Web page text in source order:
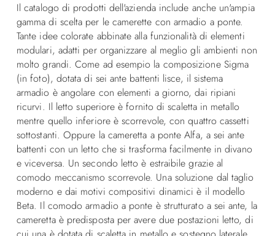
Il catalogo di prodotti dell'azienda include anche un'ampia
gamma di scelta per le camerette con armadio a ponte.
Tante idee colorate abbinate alla funzionalità di elementi
modulari, adatti per organizzare al meglio gli ambienti non
molto grandi. Come ad esempio la composizione Sigma
(in foto), dotata di sei ante battenti lisce, il sistema
armadio è angolare con elementi a giorno, dai ripiani
ricurvi. Il letto superiore è fornito di scaletta in metallo
mentre quello inferiore è scorrevole, con quattro cassetti
sottostanti. Oppure la cameretta a ponte Alfa, a sei ante
battenti con un letto che si trasforma facilmente in divano
e viceversa. Un secondo letto è estraibile grazie al
comodo meccanismo scorrevole. Una soluzione dal taglio
moderno e dai motivi compositivi dinamici è il modello
Beta. Il comodo armadio a ponte è strutturato a sei ante, la
cameretta è predisposta per avere due postazioni letto, di